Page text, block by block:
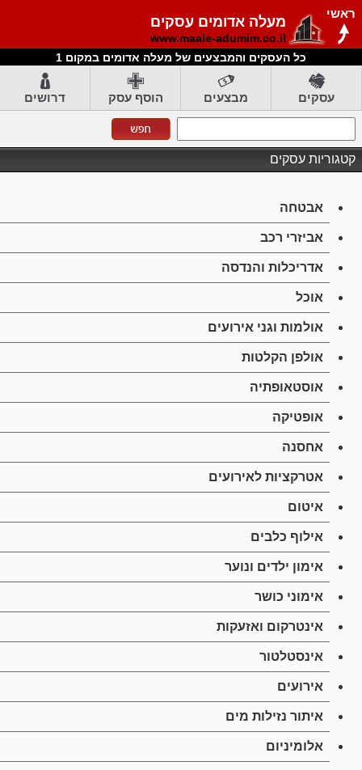
מעלה אדומים עסקים
www.maale-adumim.co.il
ראשי
כל העסקים והמבצעים של מעלה אדומים במקום 1
עסקים מבצעים הוסף עסק דרושים
קטגוריות עסקים
אבטחה
אביזרי רכב
אדריכלות והנדסה
אוכל
אולמות וגני אירועים
אולפן הקלטות
אוסטאופתיה
אופטיקה
אחסנה
אטרקציות לאירועים
איטום
אילוף כלבים
אימון ילדים ונוער
אימוני כושר
אינטרקום ואזעקות
אינסטלטור
אירועים
איתור נזילות מים
אלומיניום